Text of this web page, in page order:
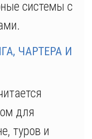
системы с
ЧАРТЕРА И
для
туров и